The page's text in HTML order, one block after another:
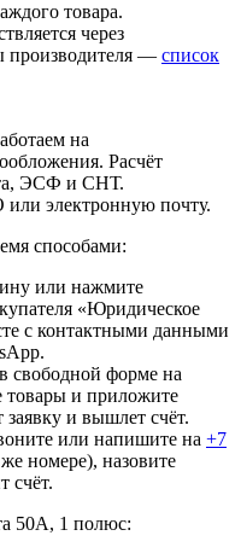
товара.
через
производителя — список
на
Расчёт
ЭСФ и СНТ.
электронную почту.
способами:
или нажмите
«Юридическое
с контактными данными
свободной форме на
товары и приложите
и вышлет счёт.
или напишите на +7
номере), назовите
счёт.
50А, 1 полюс: